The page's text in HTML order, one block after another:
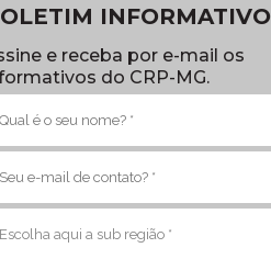
INFORMATIVO
e receba por e-mail os
do CRP-MG.